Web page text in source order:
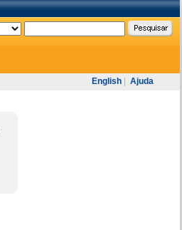
English Ajuda